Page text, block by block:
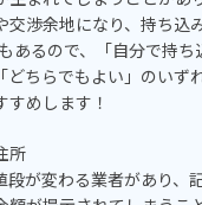
交渉余地になり、持ち込
あるので、「自分で持ち
どちらでもよい」のいず
めします！
所
段が変わる業者があり、